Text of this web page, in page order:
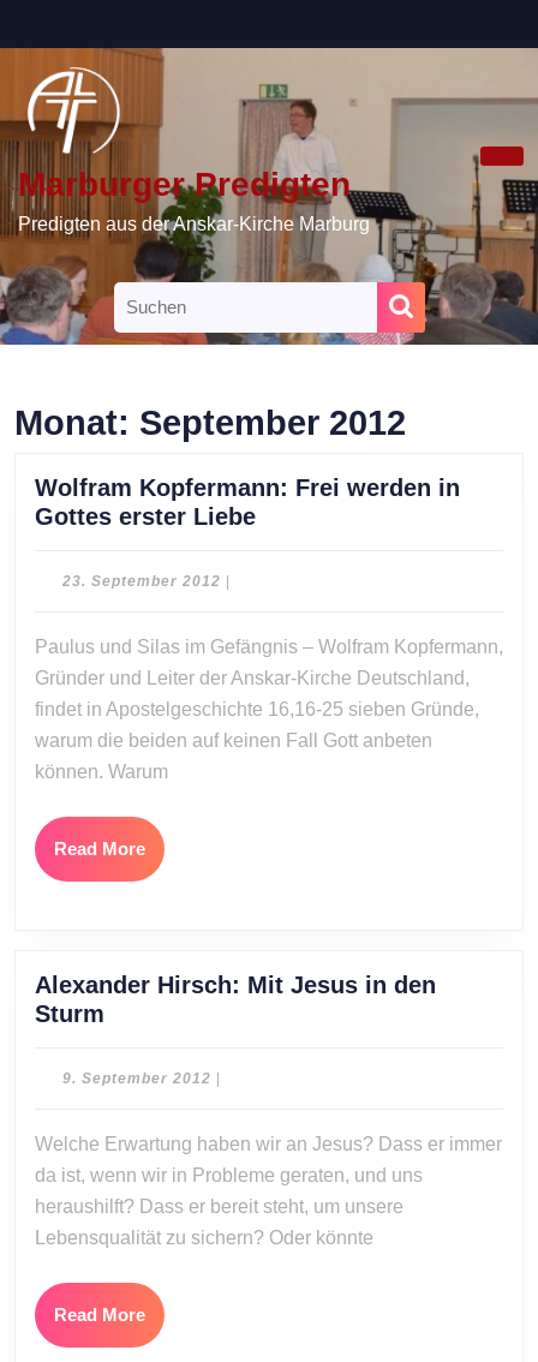
content
Marburger Predigten
Predigten aus der Anskar-Kirche Marburg
Search
for:
Monat: September 2012
Wolfram Kopfermann: Frei werden in
Gottes erster LiebeWolfram
Gottes
erster
Liebe
23. September 2012 23.
Paulus und Silas im Gefängnis – Wolfram Kopfermann,
Gründer und Leiter der Anskar-Kirche Deutschland,
findet in Apostelgeschichte 16,16-25 sieben Gründe,
warum die beiden auf keinen Fall Gott anbeten
können. Warum
Read MoreRead
More
Alexander Hirsch: Mit Jesus in den
Sturm
Mit
den
Sturm
9. September 2012 9.
Welche Erwartung haben wir an Jesus? Dass er immer
da ist, wenn wir in Probleme geraten, und uns
heraushilft? Dass er bereit steht, um unsere
Lebensqualität zu sichern? Oder könnte
Read MoreRead
More